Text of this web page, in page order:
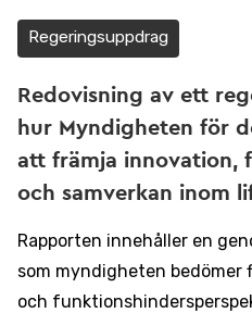
Regeringsuppdrag
Redovisning av ett
hur Myndigheten för
att främja innovation,
och samverkan inom
Rapporten innehåller en
som myndigheten
och